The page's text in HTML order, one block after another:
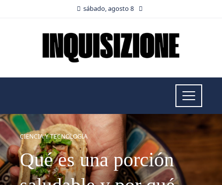
sábado, agosto 8
CIENCIA Y TECNOLOGÍA
Qué es una porción